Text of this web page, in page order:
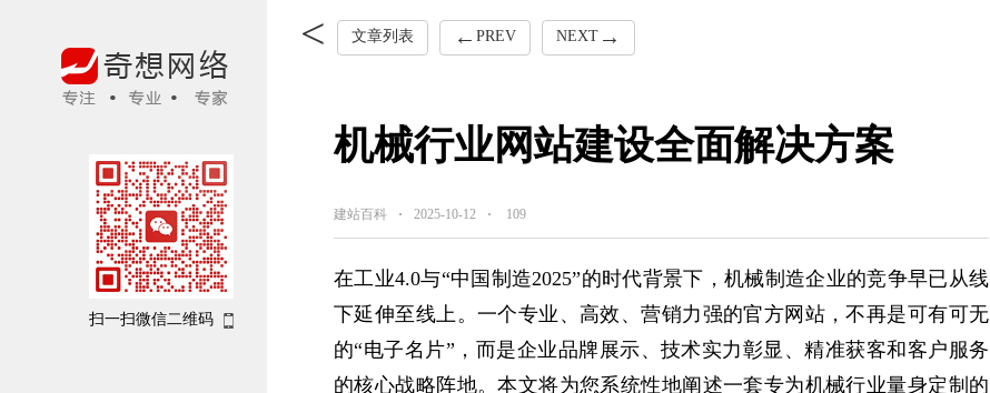
扫一扫微信二维码
文章列表 PREV NEXT
机械行业网站建设全面解决方案
建站百科 2025-10-12 109
在工业4.0与“中国制造2025”的时代背景下，机械制造企业的竞争早已从线
下延伸至线上。一个专业、高效、营销力强的官方网站，不再是可有可无
的“电子名片”，而是企业品牌展示、技术实力彰显、精准获客和客户服务
的核心战略阵地。本文将为您系统性地阐述一套专为机械行业量身定制的